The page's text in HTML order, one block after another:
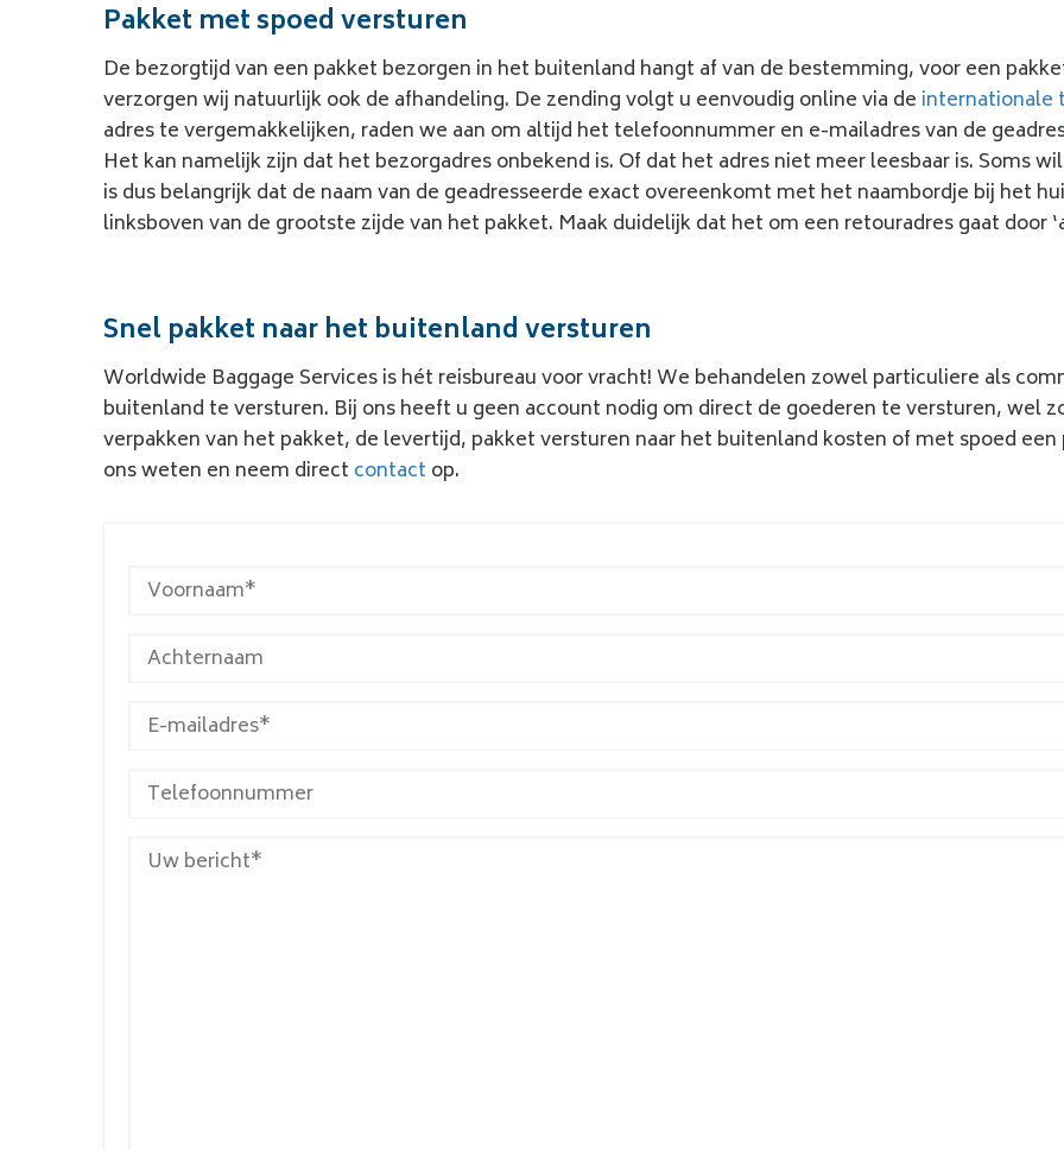
Pakket met spoed versturen
De bezorgtijd van een pakket bezorgen in het buitenland hangt af van de bestemming, voor een
verzorgen wij natuurlijk ook de afhandeling. De zending volgt u eenvoudig online via de internationale
adres te vergemakkelijken, raden we aan om altijd het telefoonnummer en e-mailadres van de
Het kan namelijk zijn dat het bezorgadres onbekend is. Of dat het adres niet meer leesbaar is. Soms
is dus belangrijk dat de naam van de geadresseerde exact overeenkomt met het naambordje bij het
linksboven van de grootste zijde van het pakket. Maak duidelijk dat het om een retouradres gaat door
Snel pakket naar het buitenland versturen
Worldwide Baggage Services is hét reisbureau voor vracht! We behandelen zowel particuliere als
buitenland te versturen. Bij ons heeft u geen account nodig om direct de goederen te versturen, wel
verpakken van het pakket, de levertijd, pakket versturen naar het buitenland kosten of met spoed een
ons weten en neem direct contact op.